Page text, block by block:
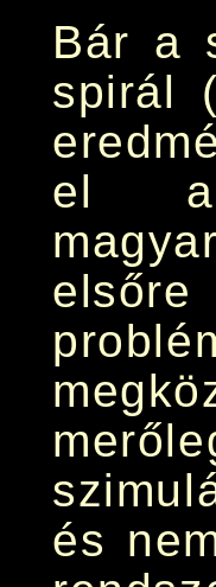
Bár a
spirál
el a
elsőre
és